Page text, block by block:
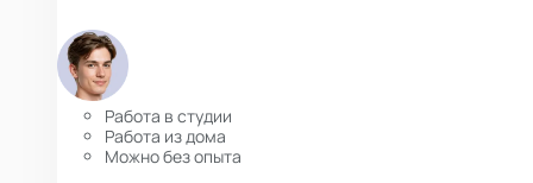
Работа в студии
Работа из дома
Можно без опыта